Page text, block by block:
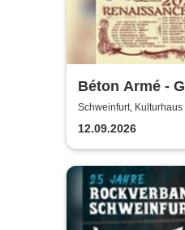
Béton Armé -
Action
Schweinfurt, Kulturhaus
Schweinfurt
12.09.2026